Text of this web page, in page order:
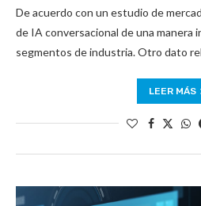
De acuerdo con un estudio de
de IA conversacional de una manera
segmentos de industria. Otro dato
LEER MÁS